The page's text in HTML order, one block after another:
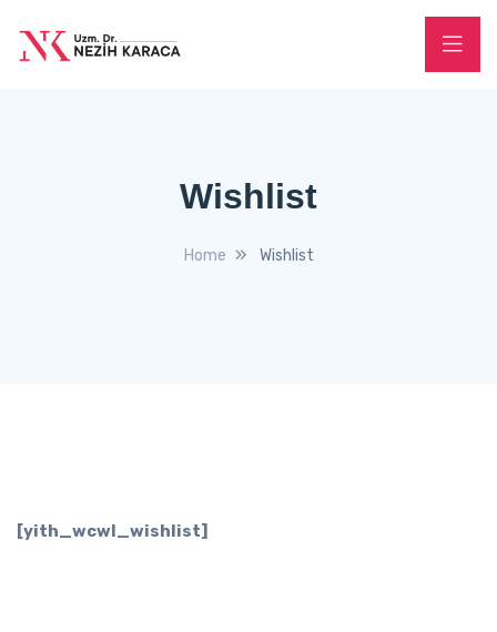
Wishlist
Home Wishlist
[yith_wcwl_wishlist]